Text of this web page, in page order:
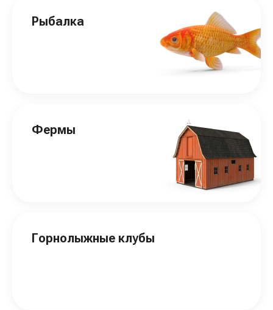
Рыбалка
Фермы
Горнолыжные клубы